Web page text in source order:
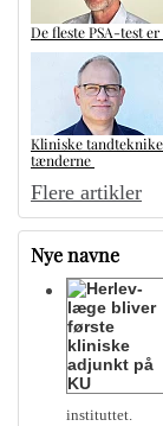
De fleste PSA-test
Kliniske
tænderne
Flere artikler
Nye navne
instituttet.